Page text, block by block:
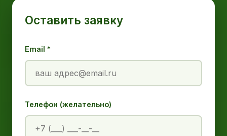
Оставить заявку
Email *
Телефон (желательно)